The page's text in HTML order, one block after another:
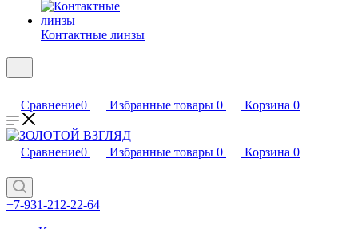
Контактные линзы
Сравнение0 Избранные товары 0 Корзина 0
Сравнение0 Избранные товары 0 Корзина 0
+7-931-212-22-64